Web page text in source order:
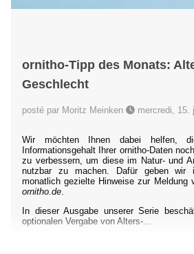
ornitho-Tipp des Monats:
Geschlecht
posté par Moritz Meinken mercredi, 15.
Wir möchten Ihnen dabei helfen,
Informationsgehalt Ihrer ornitho-Daten
zu verbessern, um diese im Natur- und
nutzbar zu machen. Dafür geben wir
monatlich gezielte Hinweise zur Meldung
ornitho.de.
In dieser Ausgabe unserer Serie
optionalen Vergabe von Alters-...